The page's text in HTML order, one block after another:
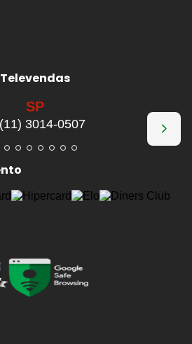
Televendas
SP
3014-0507